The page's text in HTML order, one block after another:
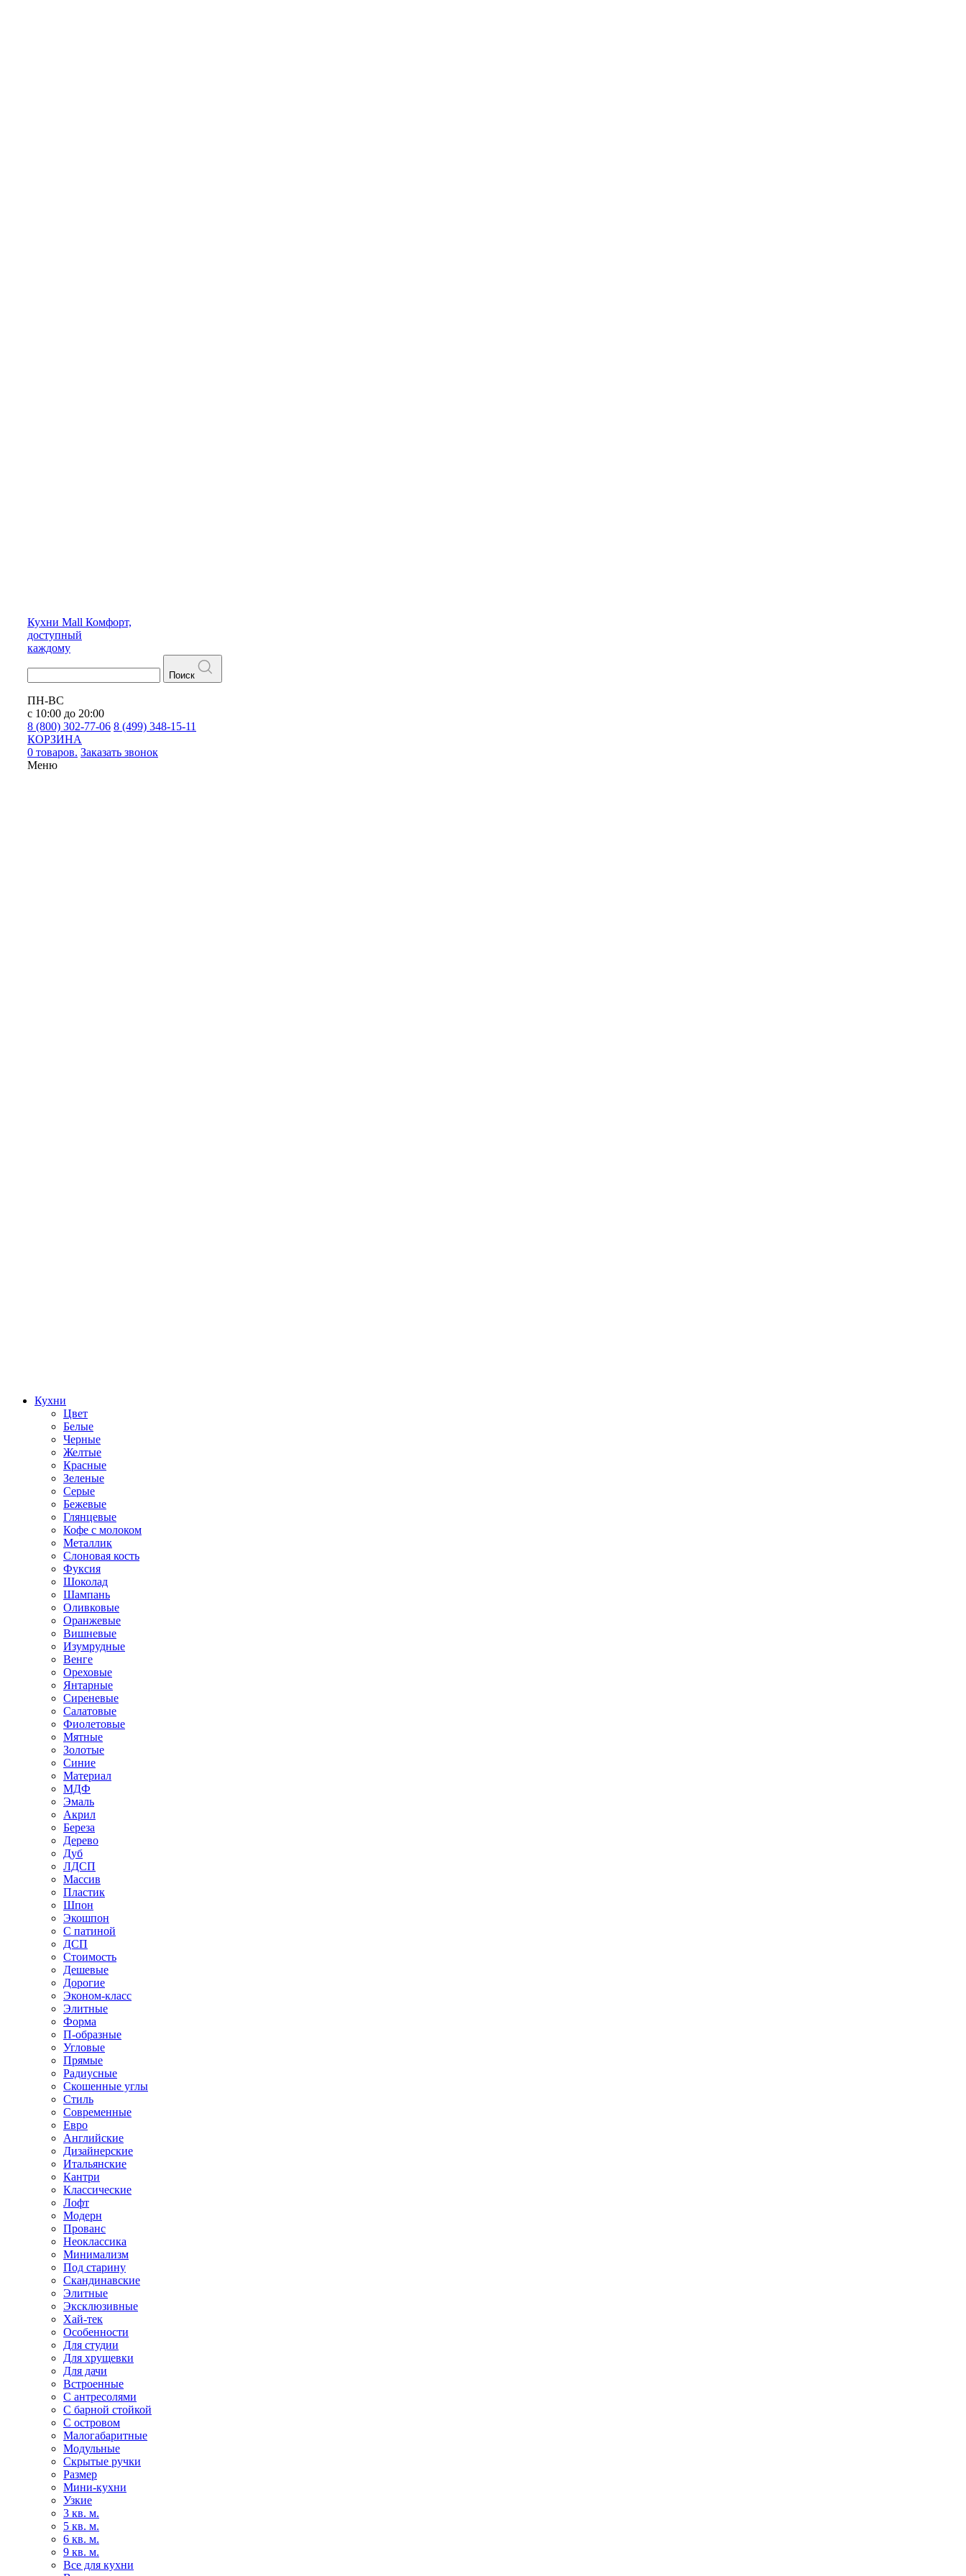
Кухни Mall Комфорт,
доступный
каждому
Поиск
ПН-ВС
с 10:00 до 20:00
8 (800) 302-77-06 8 (499) 348-15-11
КОРЗИНА
0 товаров. Заказать звонок
Меню
Кухни
Цвет
Белые
Черные
Желтые
Красные
Зеленые
Серые
Бежевые
Глянцевые
Кофе с молоком
Металлик
Слоновая кость
Фуксия
Шоколад
Шампань
Оливковые
Оранжевые
Вишневые
Изумрудные
Венге
Ореховые
Янтарные
Сиреневые
Салатовые
Фиолетовые
Мятные
Золотые
Синие
Материал
МДФ
Эмаль
Акрил
Береза
Дерево
Дуб
ЛДСП
Массив
Пластик
Шпон
Экошпон
С патиной
ДСП
Стоимость
Дешевые
Дорогие
Эконом-класс
Элитные
Форма
П-образные
Угловые
Прямые
Радиусные
Скошенные углы
Стиль
Современные
Евро
Английские
Дизайнерские
Итальянские
Кантри
Классические
Лофт
Модерн
Прованс
Неоклассика
Минимализм
Под старину
Скандинавские
Элитные
Эксклюзивные
Хай-тек
Особенности
Для студии
Для хрущевки
Для дачи
Встроенные
С антресолями
С барной стойкой
С островом
Малогабаритные
Модульные
Скрытые ручки
Размер
Мини-кухни
Узкие
3 кв. м.
5 кв. м.
6 кв. м.
9 кв. м.
Все для кухни